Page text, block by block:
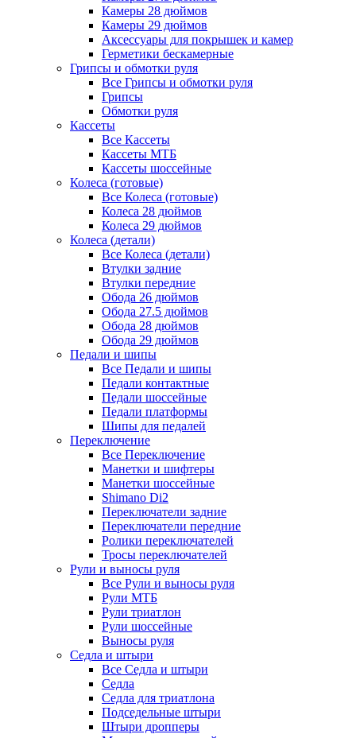
Камеры 28 дюймов
Камеры 29 дюймов
Аксессуары для покрышек и камер
Герметики бескамерные
Грипсы и обмотки руля
Все Грипсы и обмотки руля
Грипсы
Обмотки руля
Кассеты
Все Кассеты
Кассеты МТБ
Кассеты шоссейные
Колеса (готовые)
Все Колеса (готовые)
Колеса 28 дюймов
Колеса 29 дюймов
Колеса (детали)
Все Колеса (детали)
Втулки задние
Втулки передние
Обода 26 дюймов
Обода 27.5 дюймов
Обода 28 дюймов
Обода 29 дюймов
Педали и шипы
Все Педали и шипы
Педали контактные
Педали шоссейные
Педали платформы
Шипы для педалей
Переключение
Все Переключение
Манетки и шифтеры
Манетки шоссейные
Shimano Di2
Переключатели задние
Переключатели передние
Ролики переключателей
Тросы переключателей
Рули и выносы руля
Все Рули и выносы руля
Рули МТБ
Рули триатлон
Рули шоссейные
Выносы руля
Седла и штыри
Все Седла и штыри
Седла
Седла для триатлона
Подседельные штыри
Штыри дропперы